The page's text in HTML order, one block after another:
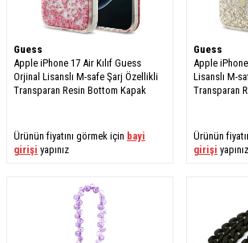
Guess
Apple iPhone 17 Air Kılıf Guess
Orjinal Lisanslı M-safe Şarj Özellikli
Transparan Resin Bottom Kapak
Ürünün fiyatını görmek için bayi
girişi yapınız
Guess
Apple iPhone
Lisanslı M-
Transparan
Ürünün
girişi yapınız